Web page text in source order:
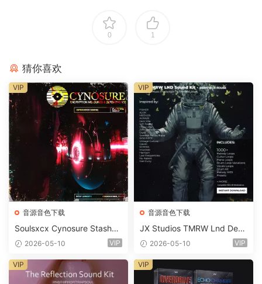
0 1
猜你喜欢
音源音色下载
Soulsxcx Cynosure Stashkit
WAV MiDi FST-FANTASTiC
2026-05-10 VIP
VIP
音源音色下载
JX Studios TMRW Lnd Dee
p And Tech House Sound Ki
ets-FANTASTiC
2026-05-10 VIP
VIP
VIP VIP